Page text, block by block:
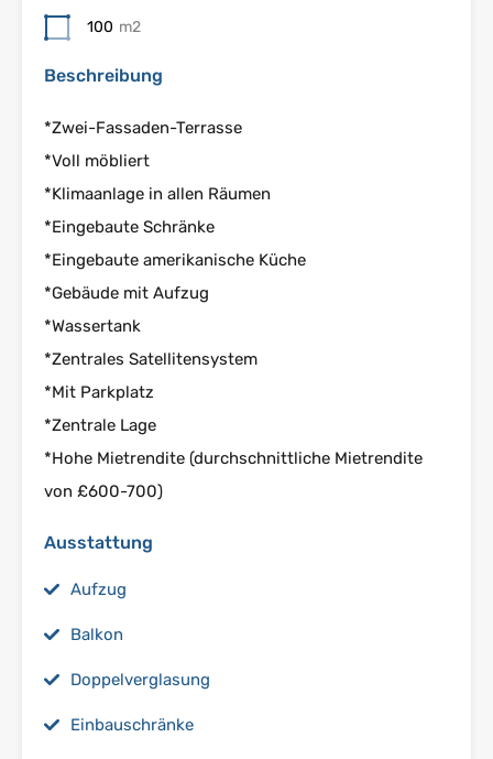
100 m2
Beschreibung
*Zwei-Fassaden-Terrasse
*Voll möbliert
*Klimaanlage in allen Räumen
*Eingebaute Schränke
*Eingebaute amerikanische Küche
*Gebäude mit Aufzug
*Wassertank
*Zentrales Satellitensystem
*Mit Parkplatz
*Zentrale Lage
*Hohe Mietrendite (durchschnittliche Mietrendite
von £600-700)
Ausstattung
Aufzug
Balkon
Doppelverglasung
Einbauschränke